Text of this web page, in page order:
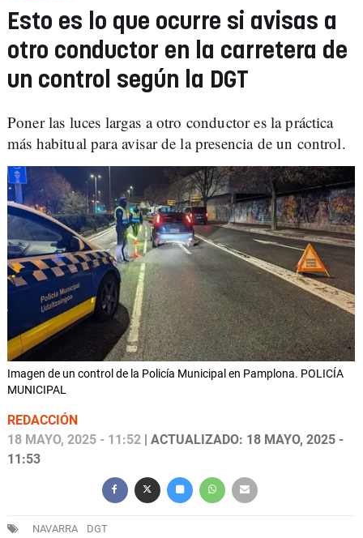
Esto es lo que ocurre si avisas a
otro conductor en la carretera de
un control según la DGT
Poner las luces largas a otro conductor es la práctica
más habitual para avisar de la presencia de un control.
Imagen de un control de la Policía Municipal en Pamplona. POLICÍA
MUNICIPAL
REDACCIÓN
18 MAYO, 2025 - 11:52 | ACTUALIZADO: 18 MAYO, 2025 -
11:53
NAVARRA DGT